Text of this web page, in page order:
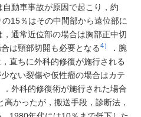
自動車事故が原因で起こり，約
15％はその中間部から遠位部に
，通常近位部の場合は胸部正中切
は頸部切開も必要となる4）
．腕
直ちに外科的修復が施行される
ない裂傷や仮性瘤の場合はカテ
．外科的修復術が施行された場合
かったが，搬送手段，診断法，